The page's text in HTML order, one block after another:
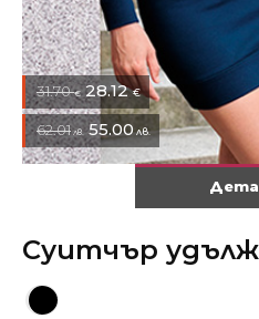
31.70€ 28.12€
62.01 лв. 55.00лв.
Суитчър